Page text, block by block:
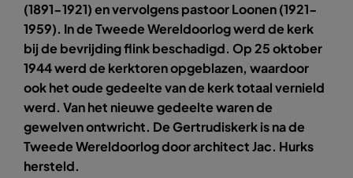
(1891-1921) en vervolgens pastoor Loonen (1921-
1959). In de Tweede Wereldoorlog werd de kerk
bij de bevrijding flink beschadigd. Op 25 oktober
1944 werd de kerktoren opgeblazen, waardoor
ook het oude gedeelte van de kerk totaal vernield
werd. Van het nieuwe gedeelte waren de
gewelven ontwricht. De Gertrudiskerk is na de
Tweede Wereldoorlog door architect Jac. Hurks
hersteld.